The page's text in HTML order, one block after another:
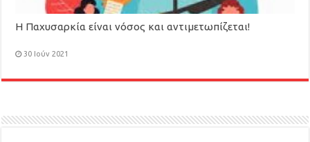
Η Παχυσαρκία είναι νόσος και αντιμετωπίζεται!
30 Ιούν 2021